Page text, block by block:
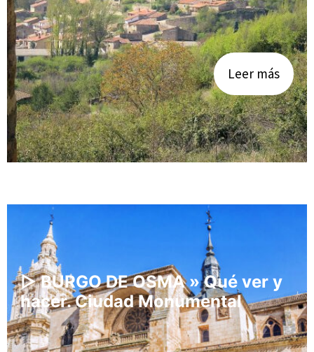
Leer más
▷ BURGO DE OSMA » Qué ver y
hacer. Ciudad Monumental